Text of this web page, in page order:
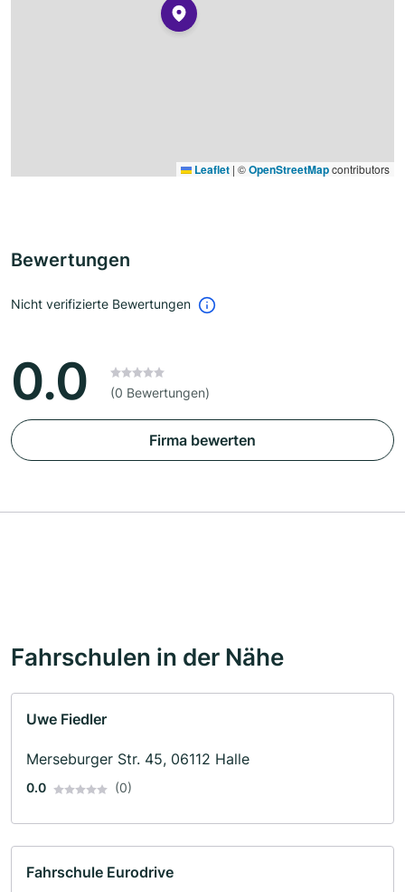
Leaflet | ©OpenStreetMapcontributors
Bewertungen
Nicht verifizierte Bewertungen
0.0 (0 Bewertungen)
Firma bewerten
Fahrschulen in der Nähe
Uwe Fiedler
Merseburger Str. 45, 06112 Halle
0.0 (0)
Fahrschule Eurodrive